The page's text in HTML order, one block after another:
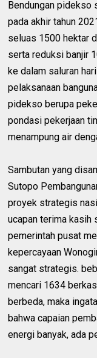
Bendungan pidekso
pada akhir tahun
seluas 1500 hektar
serta reduksi banjir
ke dalam saluran
pelaksanaan
pidekso berupa
pondasi pekerjaan
menampung air
Sambutan yang
Sutopo
proyek strategis
ucapan terima kasih
pemerintah pusat
kepercayaan
sangat strategis.
mencari 1634
berbeda, maka
bahwa capaian
energi banyak, ada